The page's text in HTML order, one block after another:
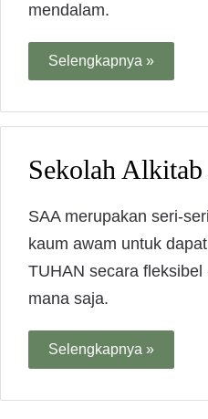
mendalam.
Selengkapnya »
Sekolah
SAA merupakan seri-
kaum awam untuk
TUHAN secara
mana saja.
Selengkapnya »